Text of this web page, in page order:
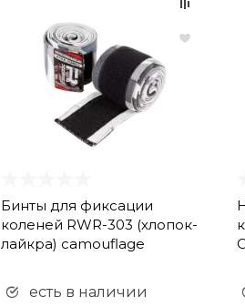
Бинты для фиксации
коленей RWR-303 (хлопок-
лайкра) camouflage
есть в наличии